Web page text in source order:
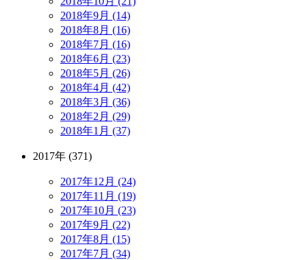
2018年9月 (14)
2018年8月 (16)
2018年7月 (16)
2018年6月 (23)
2018年5月 (26)
2018年4月 (42)
2018年3月 (36)
2018年2月 (29)
2018年1月 (37)
2017年 (371)
2017年12月 (24)
2017年11月 (19)
2017年10月 (23)
2017年9月 (22)
2017年8月 (15)
2017年7月 (34)